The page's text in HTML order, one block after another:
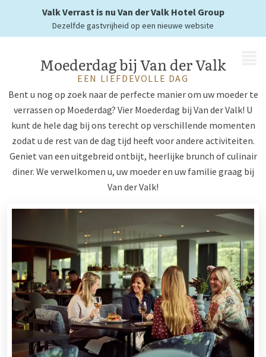
Valk Verrast is nu Van der Valk Hotel Group
Dezelfde gastvrijheid op een nieuwe website
in het zonnetje
Moederdag bij Van der Valk
EEN LIEFDEVOLLE DAG
Bent u nog op zoek naar de perfecte manier om uw moeder te
verrassen op Moederdag? Vier Moederdag bij Van der Valk! U
kunt de hele dag bij ons terecht op verschillende momenten
zodat u de rest van de dag tijd heeft voor andere activiteiten.
Geniet van een uitgebreid ontbijt, heerlijke brunch of culinair
diner. We verwelkomen u, uw moeder en uw familie graag bij
Van der Valk!